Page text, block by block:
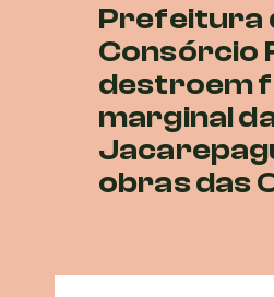
Prefeitura
Consórcio
destroem
marginal
obras das